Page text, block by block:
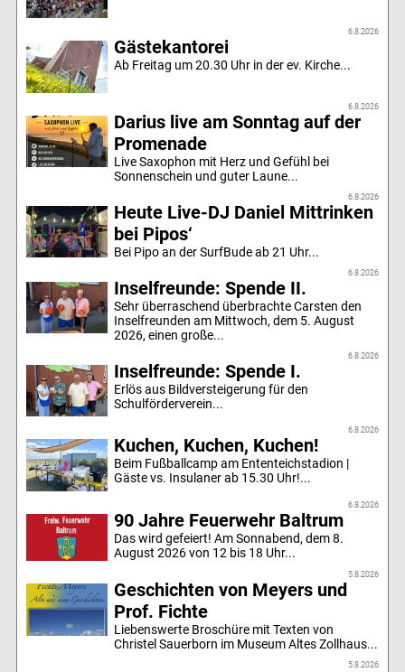
6.8.2026
Gästekantorei
Ab Freitag um 20.30 Uhr in der ev. Kirche...
6.8.2026
Darius live am Sonntag auf der
Promenade
Live Saxophon mit Herz und Gefühl bei
Sonnenschein und guter Laune...
6.8.2026
Heute Live-DJ Daniel Mittrinken
bei Pipos‘
Bei Pipo an der SurfBude ab 21 Uhr...
6.8.2026
Inselfreunde: Spende II.
Sehr überraschend überbrachte Carsten den
Inselfreunden am Mittwoch, dem 5. August
2026, einen große...
6.8.2026
Inselfreunde: Spende I.
Erlös aus Bildversteigerung für den
Schulförderverein...
6.8.2026
Kuchen, Kuchen, Kuchen!
Beim Fußballcamp am Ententeichstadion |
Gäste vs. Insulaner ab 15.30 Uhr!...
6.8.2026
90 Jahre Feuerwehr Baltrum
Das wird gefeiert! Am Sonnabend, dem 8.
August 2026 von 12 bis 18 Uhr...
5.8.2026
Geschichten von Meyers und
Prof. Fichte
Liebenswerte Broschüre mit Texten von
Christel Sauerborn im Museum Altes Zollhaus...
5.8.2026